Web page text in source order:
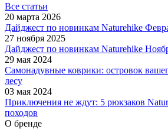
Все статьи
20 марта 2026
Дайджест по новинкам Naturehike
27 ноября 2025
Дайджест по новинкам Naturehike
29 мая 2024
Самонадувные коврики: островок
лесу
03 мая 2024
Приключения не ждут: 5 рюкзаков
походов
О бренде